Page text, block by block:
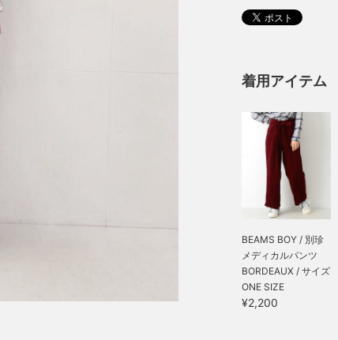
着用アイテム
BEAMS BOY / 別珍
メディカルパンツ
BORDEAUX / サイズ
ONE SIZE
¥2,200